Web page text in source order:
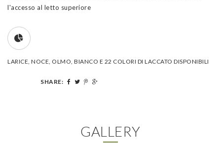
l'accesso al letto superiore
LARICE, NOCE, OLMO, BIANCO E 22 COLORI DI LACCATO DISPONIBILI
SHARE:
GALLERY